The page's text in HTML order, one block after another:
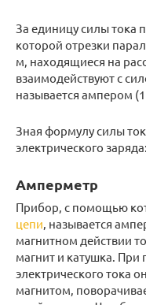
За единицу силы тока
которой отрезки
м, находящиеся на
взаимодействуют с
называется ампером (1
Зная формулу силы
электрического
Амперметр
Прибор, с помощью
цепи , называется
магнитном действии
магнит и катушка.
электрического тока
магнитом,